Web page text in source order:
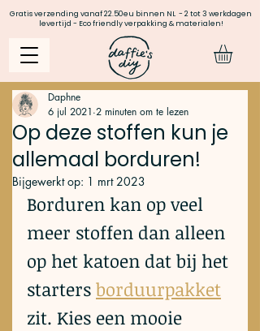
Gratis verzending vanaf 22.50eu binnen NL - 2 tot 3 werkdagen
levertijd - Eco friendly verpakking & materialen!
Op deze stoffen kun je
allemaal borduren!
Daphne
6 jul 2021 2 minuten om te lezen
Bijgewerkt op: 1 mrt 2023
Borduren kan op veel
meer stoffen dan alleen
op het katoen dat bij het
starters borduurpakket
zit. Kies een mooie